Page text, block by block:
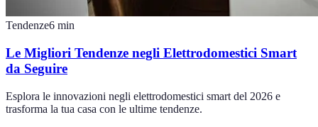
Tendenze6 min
Le Migliori Tendenze negli Elettrodomestici Smart
da Seguire
Esplora le innovazioni negli elettrodomestici smart del 2026 e
trasforma la tua casa con le ultime tendenze.